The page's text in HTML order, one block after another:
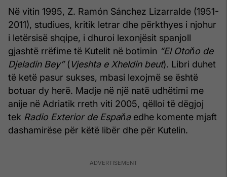
Në vitin 1995, Z. Ramón Sánchez Lizarralde (1951-
2011), studiues, kritik letrar dhe përkthyes i njohur
i letërsisë shqipe, i dhuroi lexonjësit spanjoll
gjashtë rrëfime të Kutelit në botimin “El Otoňo de
Djeladin Bey”(Vjeshta e Xheldin beut). Libri duhet
të ketë pasur sukses, mbasi lexojmë se është
botuar dy herë. Madje në një natë udhëtimi me
anije në Adriatik rreth viti 2005, qëlloi të dëgjoj
tek Radio Exterior de Espaňaedhe komente mjaft
dashamirëse për këtë libër dhe për Kutelin.